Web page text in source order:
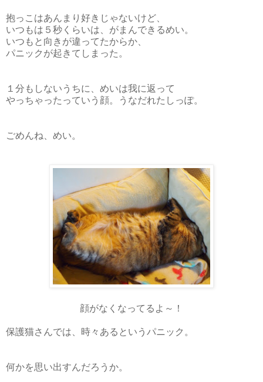
抱っこはあんまり好きじゃないけど、
いつもは５秒くらいは、がまんできるめい。
いつもと向きが違ってたからか、
パニックが起きてしまった。
１分もしないうちに、めいは我に返って
やっちゃったっていう顔。うなだれたしっぽ。
ごめんね、めい。
顔がなくなってるよ～！
保護猫さんでは、時々あるというパニック。
何かを思い出すんだろうか。